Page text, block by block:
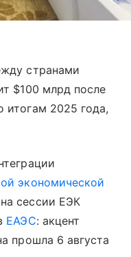
странами
$100 млрд после
итогам 2025 года,
экономической
сессии ЕЭК
ЕАЭС: акцент
прошла 6 августа